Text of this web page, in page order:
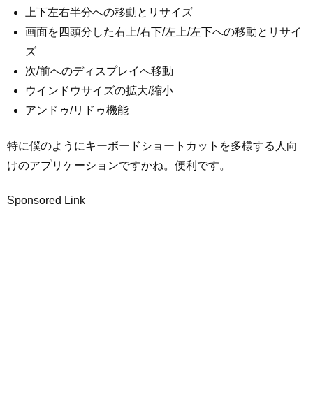
上下左右半分への移動とリサイズ
画面を四頭分した右上/右下/左上/左下への移動とリサイ
ズ
次/前へのディスプレイへ移動
ウインドウサイズの拡大/縮小
アンドゥ/リドゥ機能
特に僕のようにキーボードショートカットを多様する人向
けのアプリケーションですかね。便利です。
Sponsored Link